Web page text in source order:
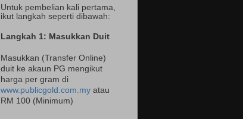
Untuk pembelian kali pertama,
ikut langkah seperti dibawah:
Langkah 1: Masukkan Duit
Masukkan (Transfer Online)
duit ke akaun PG mengikut
harga per gram di
www.publicgold.com.my atau
RM 100 (Minimum)